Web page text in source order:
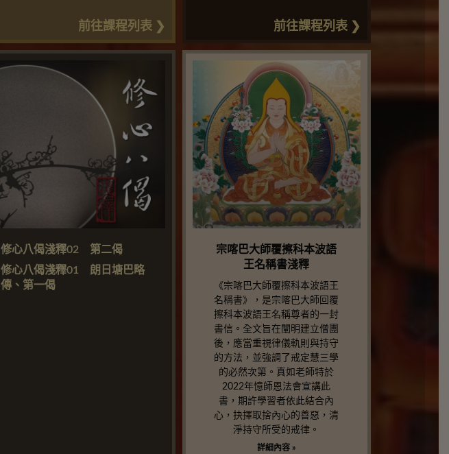
前往課程列表 ❯ 前往課程列表 ❯
修心八偈淺釋02 第二偈
修心八偈淺釋01 朗日塘巴略
傳、第一偈
宗喀巴大師覆擦科本波語
王名稱書淺釋
《宗喀巴大師覆擦科本波語王
名稱書》，是宗喀巴大師回覆
擦科本波語王名稱尊者的一封
書信。全文旨在闡明建立僧團
後，應當重視律儀軌則與持守
的方法，並強調了戒定慧三學
的必然次第。真如老師特於
2022年憶師恩法會宣講此
書，期許學習者依此結合內
心，抉擇取捨內心的善惡，清
淨持守所受的戒律。
詳細內容 »